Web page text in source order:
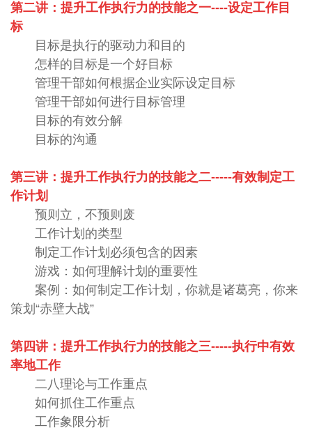
第二讲：提升工作执行力的技能之一----设定工作目
标
目标是执行的驱动力和目的
怎样的目标是一个好目标
管理干部如何根据企业实际设定目标
管理干部如何进行目标管理
目标的有效分解
目标的沟通
第三讲：提升工作执行力的技能之二-----有效制定工
作计划
预则立，不预则废
工作计划的类型
制定工作计划必须包含的因素
游戏：如何理解计划的重要性
案例：如何制定工作计划，你就是诸葛亮，你来
策划“赤壁大战”
第四讲：提升工作执行力的技能之三-----执行中有效
率地工作
二八理论与工作重点
如何抓住工作重点
工作象限分析